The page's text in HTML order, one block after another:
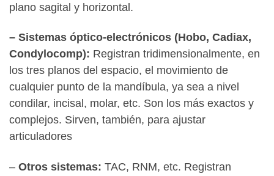
plano sagital y horizontal.
– Sistemas óptico-electrónicos (Hobo, Cadiax,
Condylocomp): Registran tridimensionalmente, en
los tres planos del espacio, el movimiento de
cualquier punto de la mandíbula, ya sea a nivel
condilar, incisal, molar, etc. Son los más exactos y
complejos. Sirven, también, para ajustar
articuladores
– Otros sistemas: TAC, RNM, etc. Registran